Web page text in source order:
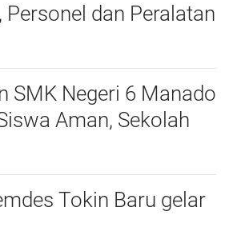
dan Peralatan
SMK Negeri 6 Manado
Aman, Sekolah
Tokin Baru gelar